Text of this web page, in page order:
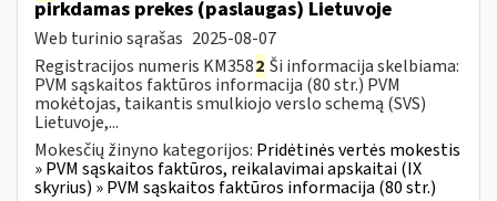
pirkdamas prekes (paslaugas) Lietuvoje
Web turinio sąrašas 2025-08-07
Registracijos numeris KM3582 Ši informacija skelbiama:
PVM sąskaitos faktūros informacija (80 str.) PVM
mokėtojas, taikantis smulkiojo verslo schemą (SVS)
Lietuvoje,...
Mokesčių žinyno kategorijos: Pridėtinės vertės mokestis
» PVM sąskaitos faktūros, reikalavimai apskaitai (IX
skyrius) » PVM sąskaitos faktūros informacija (80 str.)